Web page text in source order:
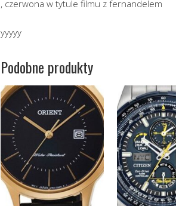
, czerwona w tytule filmu z fernandelem
yyyyy
Podobne produkty